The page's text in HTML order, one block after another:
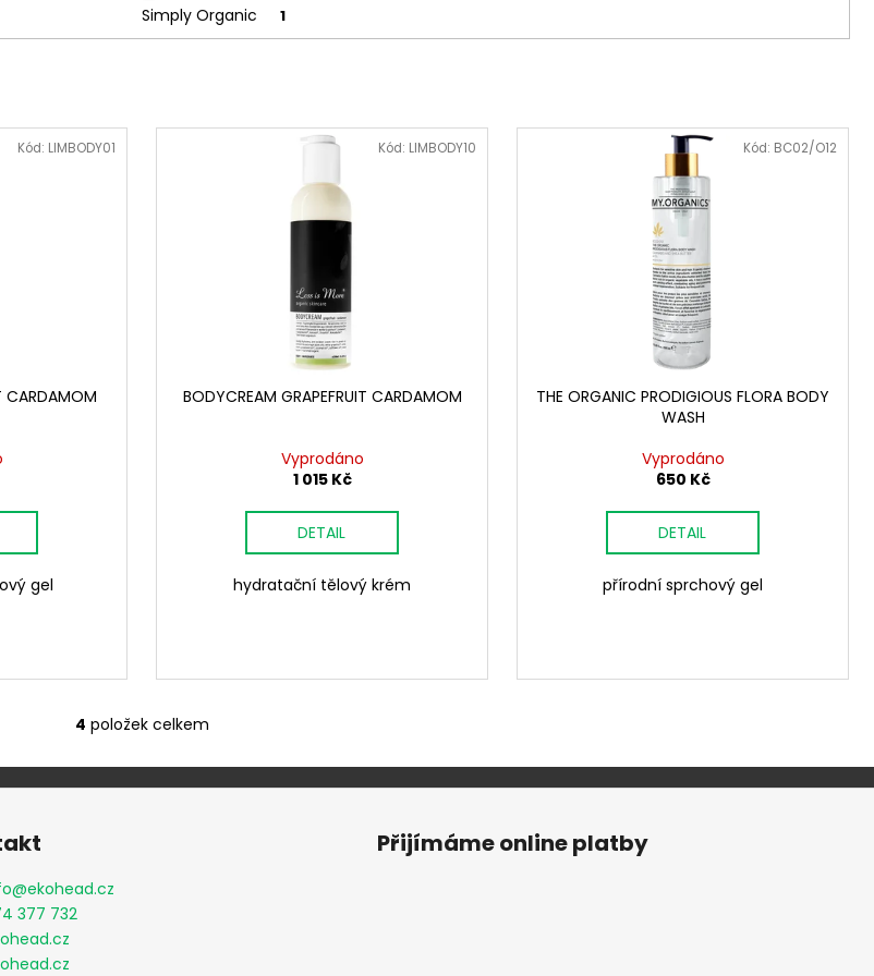
Simply Organic 1
CARDAMOM
gel
Kód: LIMBODY01
BODYCREAM GRAPEFRUIT CARDAMOM
Vyprodáno
1 015 Kč
DETAIL
hydratační tělový krém
Kód: LIMBODY10
THE ORGANIC PRODIGIOUS FLORA BODY
WASH
Vyprodáno
650 Kč
DETAIL
přírodní sprchový gel
Kód: BC02/O12
O
v
l
4 položek celkem
@ekohead.cz
377 732
Přijímáme online platby